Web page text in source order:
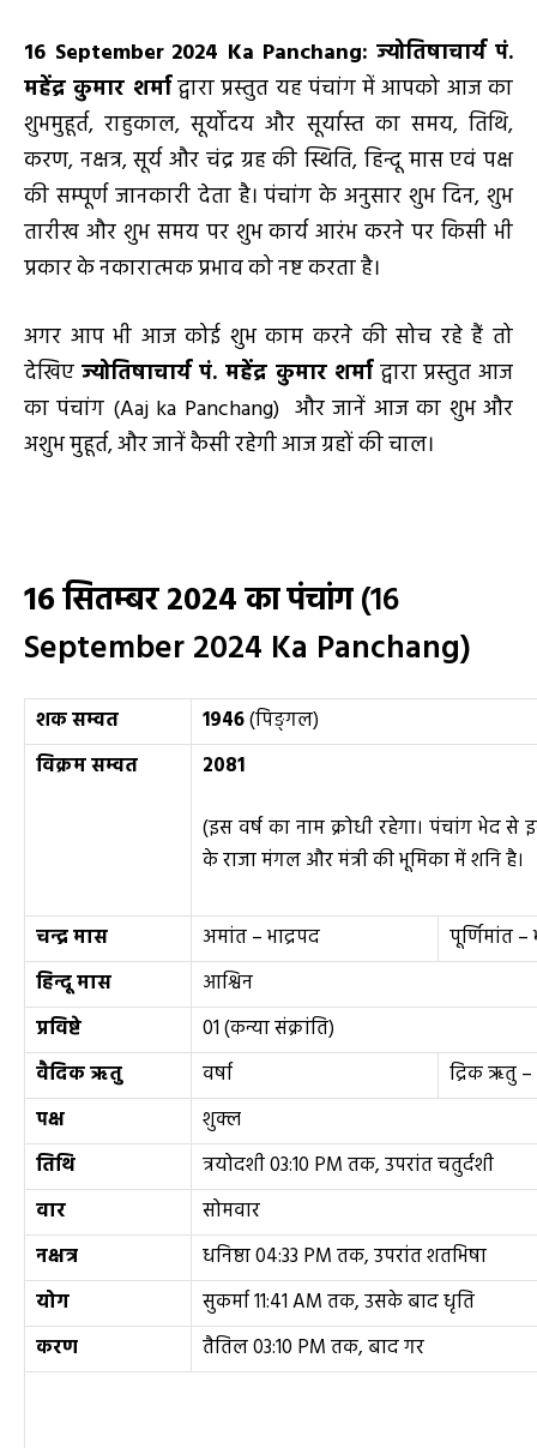
16 September 2024 Ka Panchang: ज्योतिषाचार्य पं.
महेंद्र कुमार शर्माद्वारा प्रस्तुत यह पंचांग में आपको आज का
शुभमुहूर्त, राहुकाल, सूर्योदय और सूर्यास्त का समय, तिथि,
करण, नक्षत्र, सूर्य और चंद्र ग्रह की स्थिति, हिन्दू मास एवं पक्ष
की सम्पूर्ण जानकारी देता है। पंचांग के अनुसार शुभ दिन, शुभ
तारीख और शुभ समय पर शुभ कार्य आरंभ करने पर किसी भी
प्रकार के नकारात्मक प्रभाव को नष्ट करता है।
अगर आप भी आज कोई शुभ काम करने की सोच रहे हैं तो
देखिए ज्योतिषाचार्य पं. महेंद्र कुमार शर्माद्वारा प्रस्तुत आज
का पंचांग (Aaj ka Panchang) और जानें आज का शुभ और
अशुभ मुहूर्त, और जानें कैसी रहेगी आज ग्रहों की चाल।
16सितम्बर2024का पंचांग(16
September 2024 Ka Panchang)
शक सम्वत 1946(पिङ्गल)
विक्रम सम्वत
2081
(इस वर्ष का नाम क्रोधी रहेगा। पंचांग भेद
के राजा मंगल और मंत्री की भूमिका में शनि है।
चन्द्र मास अमांत – भाद्रपद
पूर्णिमांत –
हिन्दू मास
आश्विन
प्रविष्टे
01 (कन्या संक्रांति)
वैदिक ऋतु
वर्षा
द्रिक ऋतु
पक्ष
शुक्ल
तिथि
त्रयोदशी 03:10 PM तक, उपरांत चतुर्दशी
वार
सोमवार
नक्षत्र
धनिष्ठा 04:33 PM तक, उपरांत शतभिषा
योग
सुकर्मा 11:41 AM तक, उसके बाद धृति
करण
तैतिल 03:10 PM तक, बाद गर